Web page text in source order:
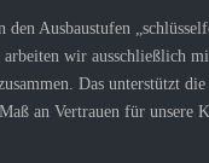
Ausbaustufen
arbeiten wir ausschließlich
Das unterstützt
an Vertrauen für unsere